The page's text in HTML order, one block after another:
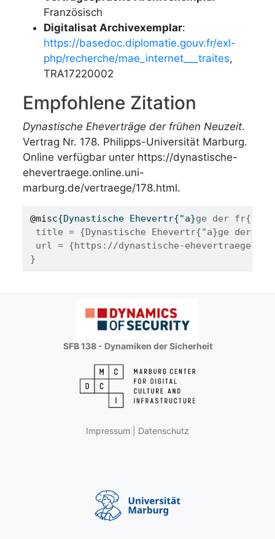
Französisch
Digitalisat Archivexemplar:
https://basedoc.diplomatie.gouv.fr/exl-
php/recherche/mae_internet___traites,
TRA17220002
Empfohlene Zitation
Dynastische Eheverträge der frühen Neuzeit.
Vertrag Nr. 178. Philipps-Universität Marburg.
Online verfügbar unter https://dynastische-
ehevertraege.online.uni-
marburg.de/vertraege/178.html.
@misc{Dynastische Ehevertr{"a}ge der
title = {Dynastische Ehevertr{"a}ge der
url = {https://dynastische-
}
SFB 138 - Dynamiken der Sicherheit
Impressum Datenschutz